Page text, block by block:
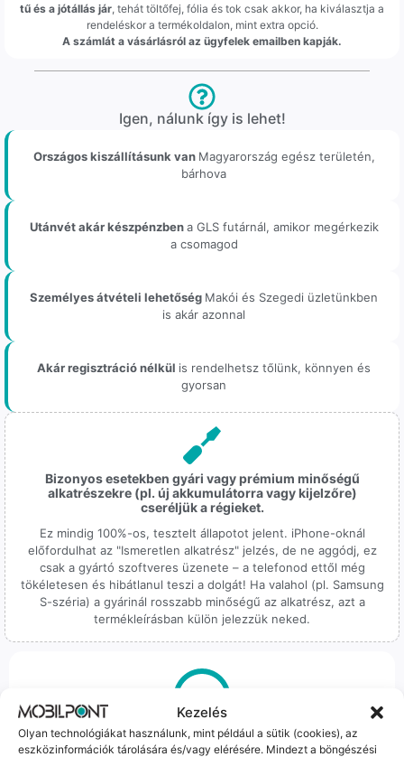
Kezelés
Olyan technológiákat használunk, mint például a sütik (cookies), az
eszközinformációk tárolására és/vagy elérésére. Mindezt a böngészési
tű és a jótállás jár , tehát töltőfej, fólia és tok csak akkor, ha kiválasztja a
rendeléskor a termékoldalon, mint extra opció.
A számlát a vásárlásról az ügyfelek emailben kapják.
Igen, nálunk így is lehet!
Országos kiszállításunk van Magyarország egész területén,
bárhova
Utánvét akár készpénzbena GLS futárnál, amikor megérkezik
a csomagod
Személyes átvételi lehetőség Makói és Szegedi üzletünkben
is akár azonnal
Akár regisztráció nélkül is rendelhetsz tőlünk, könnyen és
gyorsan
Bizonyos esetekben gyári vagy prémium minőségű
alkatrészekre (pl. új akkumulátorra vagy kijelzőre)
cseréljük a régieket.
Ez mindig 100%-os, tesztelt állapotot jelent. iPhone-oknál
előfordulhat az "Ismeretlen alkatrész" jelzés, de ne aggódj, ez
csak a gyártó szoftveres üzenete – a telefonod ettől még
tökéletesen és hibátlanul teszi a dolgát! Ha valahol (pl. Samsung
S-széria) a gyárinál rosszabb minőségű az alkatrész, azt a
termékleírásban külön jelezzük neked.
100% Elérhetőség